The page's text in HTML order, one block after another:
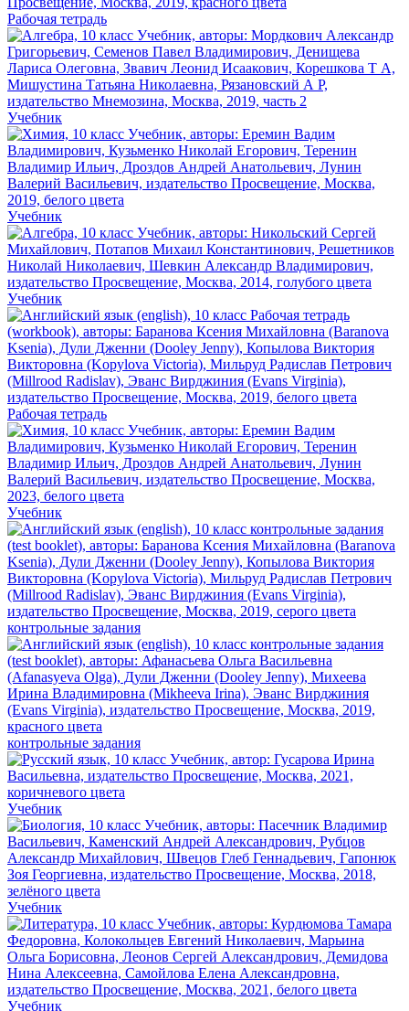
Рабочая тетрадь
Учебник
Учебник
Учебник
Рабочая тетрадь
Учебник
контрольные задания
контрольные задания
Учебник
Учебник
Учебник